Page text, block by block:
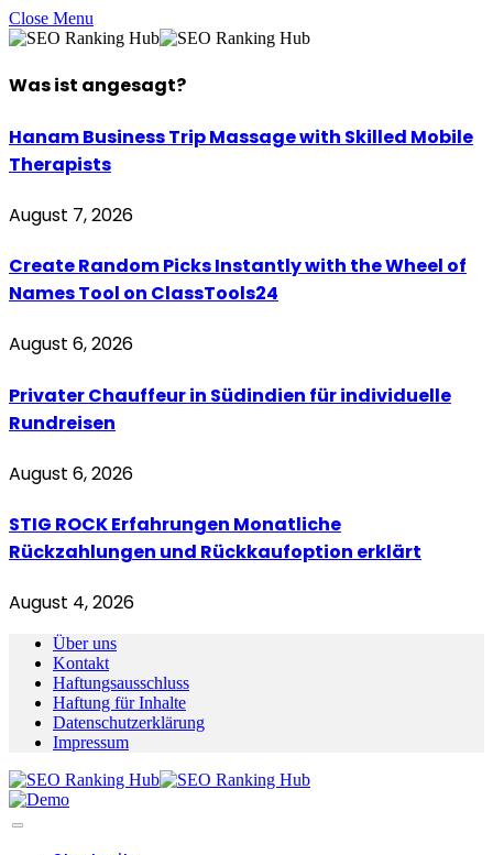
Close Menu
Was ist angesagt?
Hanam Business Trip Massage with Skilled Mobile
Therapists
August 7, 2026
Create Random Picks Instantly with the Wheel of
Names Tool on ClassTools24
August 6, 2026
Privater Chauffeur in Südindien für individuelle
Rundreisen
August 6, 2026
STIG ROCK Erfahrungen Monatliche
Rückzahlungen und Rückkaufoption erklärt
August 4, 2026
Über uns
Kontakt
Haftungsausschluss
Haftung für Inhalte
Datenschutzerklärung
Impressum